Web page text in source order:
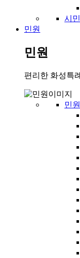
시
민원
민원
편리한 화성특
민